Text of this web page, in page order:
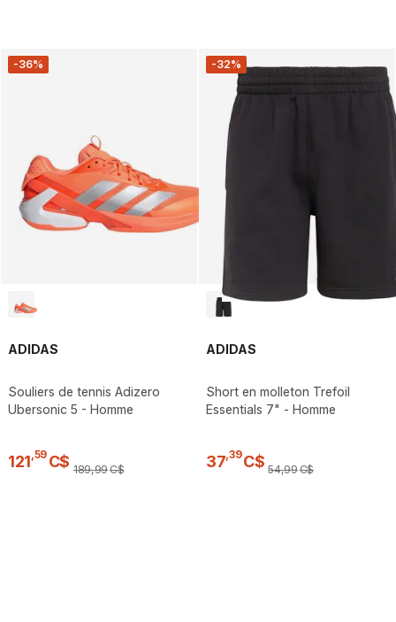
-36%
ADIDAS
Souliers de tennis Adizero
Ubersonic 5 - Homme
121,59 C$ 189,99C$
-32%
ADIDAS
Short en molleton Trefoil
Essentials 7" - Homme
37,39C$ 54,99C$